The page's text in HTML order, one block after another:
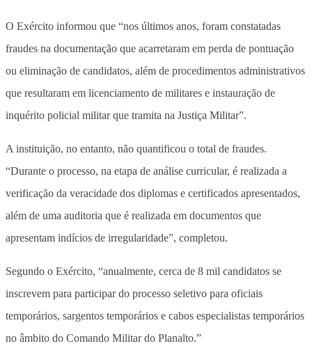
O Exército informou que “nos últimos anos, foram constatadas
fraudes na documentação que acarretaram em perda de pontuação
ou eliminação de candidatos, além de procedimentos administrativos
que resultaram em licenciamento de militares e instauração de
inquérito policial militar que tramita na Justiça Militar”.
A instituição, no entanto, não quantificou o total de fraudes.
“Durante o processo, na etapa de análise curricular, é realizada a
verificação da veracidade dos diplomas e certificados apresentados,
além de uma auditoria que é realizada em documentos que
apresentam indícios de irregularidade”, completou.
Segundo o Exército, “anualmente, cerca de 8 mil candidatos se
inscrevem para participar do processo seletivo para oficiais
temporários, sargentos temporários e cabos especialistas temporários
no âmbito do Comando Militar do Planalto.”